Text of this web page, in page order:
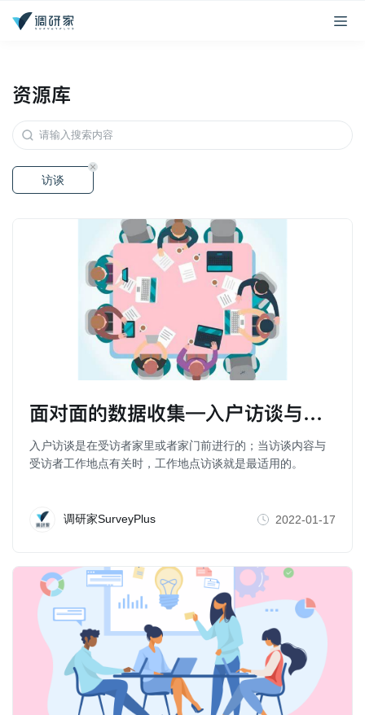
资源库
访谈
面对面的数据收集—入户访谈与工作地点访谈
入户访谈是在受访者家里或者家门前进行的；当访谈内容与
受访者工作地点有关时，工作地点访谈就是最适用的。
调研家SurveyPlus 2022-01-17